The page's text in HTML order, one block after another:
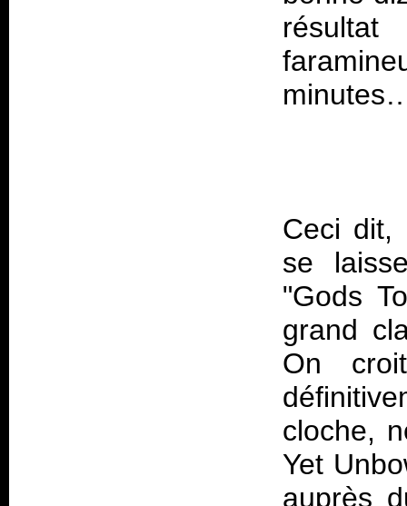
Ceci dit,
se
"Gods
grand
On
cloche,
Yet
auprès